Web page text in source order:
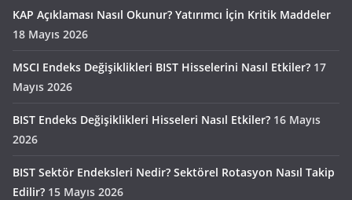
KAP Açıklaması Nasıl Okunur? Yatırımcı İçin Kritik Maddeler
18 Mayıs 2026
MSCI Endeks Değişiklikleri BIST Hisselerini Nasıl Etkiler? 17
Mayıs 2026
BIST Endeks Değişiklikleri Hisseleri Nasıl Etkiler? 16 Mayıs
2026
BIST Sektör Endeksleri Nedir? Sektörel Rotasyon Nasıl Takip
Edilir? 15 Mayıs 2026